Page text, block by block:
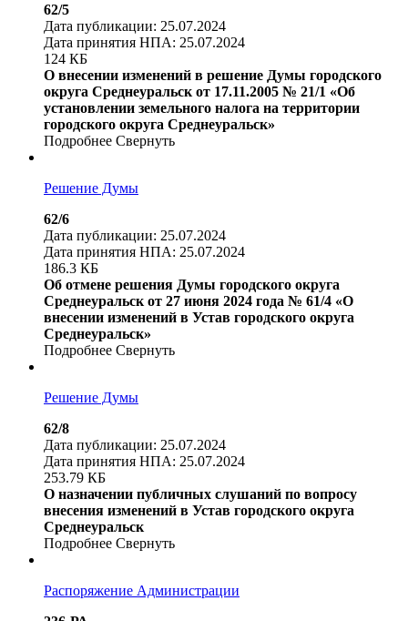
62/5
Дата публикации: 25.07.2024
Дата принятия НПА: 25.07.2024
124 КБ
О внесении изменений в решение Думы городского
округа Среднеуральск от 17.11.2005 № 21/1 «Об
установлении земельного налога на территории
городского округа Среднеуральск»
Подробнее Свернуть
Решение Думы
62/6
Дата публикации: 25.07.2024
Дата принятия НПА: 25.07.2024
186.3 КБ
Об отмене решения Думы городского округа
Среднеуральск от 27 июня 2024 года № 61/4 «О
внесении изменений в Устав городского округа
Среднеуральск»
Подробнее Свернуть
Решение Думы
62/8
Дата публикации: 25.07.2024
Дата принятия НПА: 25.07.2024
253.79 КБ
О назначении публичных слушаний по вопросу
внесения изменений в Устав городского округа
Среднеуральск
Подробнее Свернуть
Распоряжение Администрации